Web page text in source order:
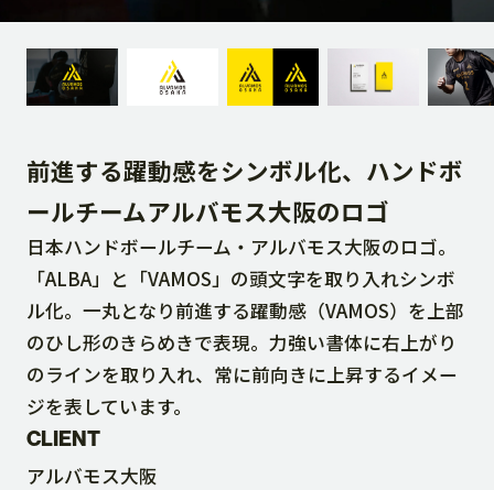
ACC BLOG
DOWNLOAD
CONTACT
RECRUIT SITE
前進する躍動感をシンボル化、ハンドボ
ールチームアルバモス大阪のロゴ
日本ハンドボールチーム・アルバモス大阪のロゴ。
「ALBA」と「VAMOS」の頭文字を取り入れシンボ
ル化。一丸となり前進する躍動感（VAMOS）を上部
のひし形のきらめきで表現。力強い書体に右上がり
のラインを取り入れ、常に前向きに上昇するイメー
ジを表しています。
CLIENT
アルバモス大阪